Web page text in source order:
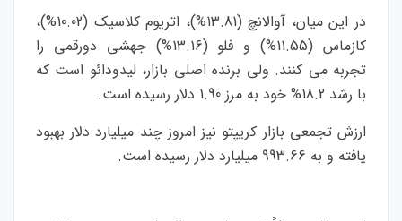
در این میان، آوالانچ (13.81%)، اتریوم کلاسیک (10.02%)،
کازماس (11.55%) و فلو (13.16%) جهشی دورقمی را
تجربه می کنند. ولی برنده اصلی بازار، لیدودائو است که
با رشد 18.2% خود به مرز 1.90 دلار رسیده است.
ارزش تجمعی بازار کریپتو نیز امروز چند میلیارد دلار بهبود
یافته و به 993.66 میلیارد دلار رسیده است.